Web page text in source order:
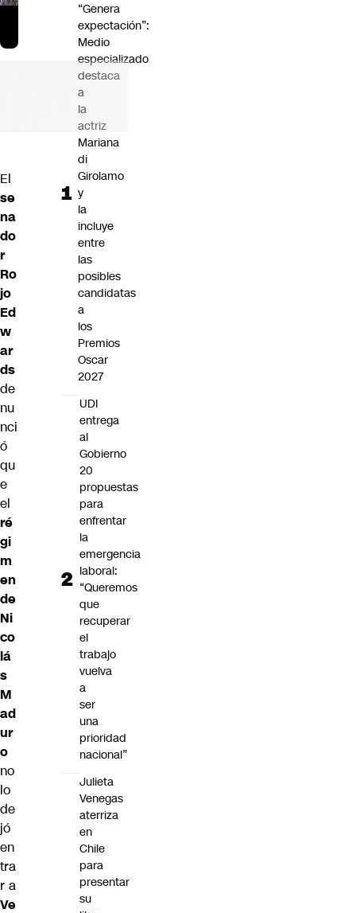
El
se
na
do
r
Ro
jo
Ed
w
ar
ds
de
nu
nci
ó
qu
e
el
ré
gi
m
en
de
Ni
co
lá
s
M
ad
ur
o
no
lo
de
jó
en
tra
r a
Ve
“Genera
expectación”:
Medio
especializado
destaca
a
la
actriz
Mariana
di
Girolamo
y
la
incluye
entre
las
posibles
candidatas
a
los
Premios
Oscar
2027
UDI
entrega
al
Gobierno
20
propuestas
para
enfrentar
la
emergencia
laboral:
“Queremos
que
recuperar
el
trabajo
vuelva
a
ser
una
prioridad
nacional”
Julieta
Venegas
aterriza
en
Chile
para
presentar
su